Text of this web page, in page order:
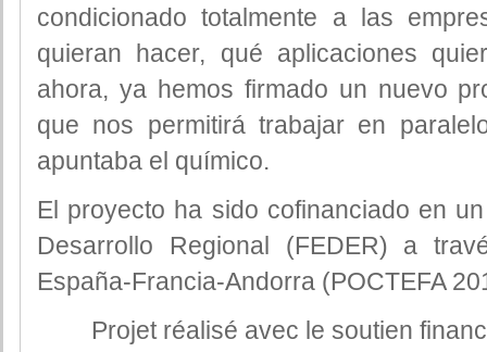
condicionado totalmente a las
quieran hacer, qué aplicaciones
ahora, ya hemos firmado un nuevo
que nos permitirá trabajar en
apuntaba el químico.
El proyecto ha sido cofinanciado en
Desarrollo Regional (FEDER) a
España-Francia-Andorra (POCTEFA
Projet réalisé avec le soutien